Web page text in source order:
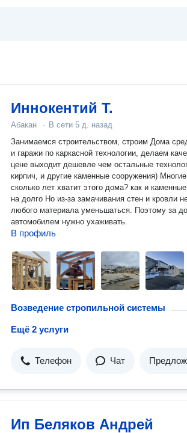
Иннокентий Т.
Абакан · В сети 5 д. назад
Занимаемся строительством, строим Дома средних размеров, дачи
и гаражи по каркасной технологии, делаем качественно, быстро, по
цене выходит дешевле чем остальные
кирпич, и другие каменные сооружения)
сколько лет хватит этого дома? как и
на долго Но из-за замачивания стен и кровли
любого материала уменьшаться. Поэтому за домом как и за
автомобилем нужно ухаживать.
В профиль
Возведение стропильной системы
Ещё 2 услуги
Телефон Чат
Ип Беляков Андрей